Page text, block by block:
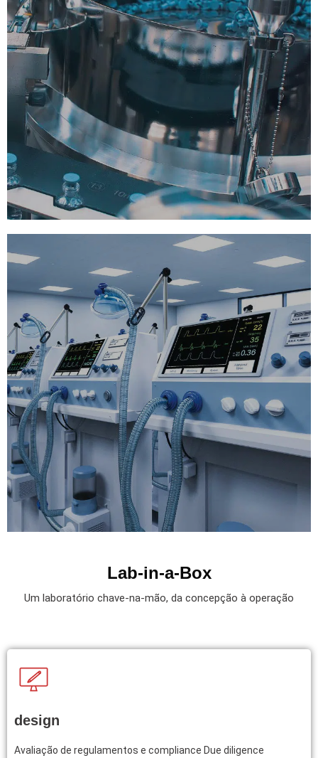
Lab-in-a-Box
Um laboratório chave-na-mão, da concepção à operação
design
Avaliação de regulamentos e compliance Due diligence